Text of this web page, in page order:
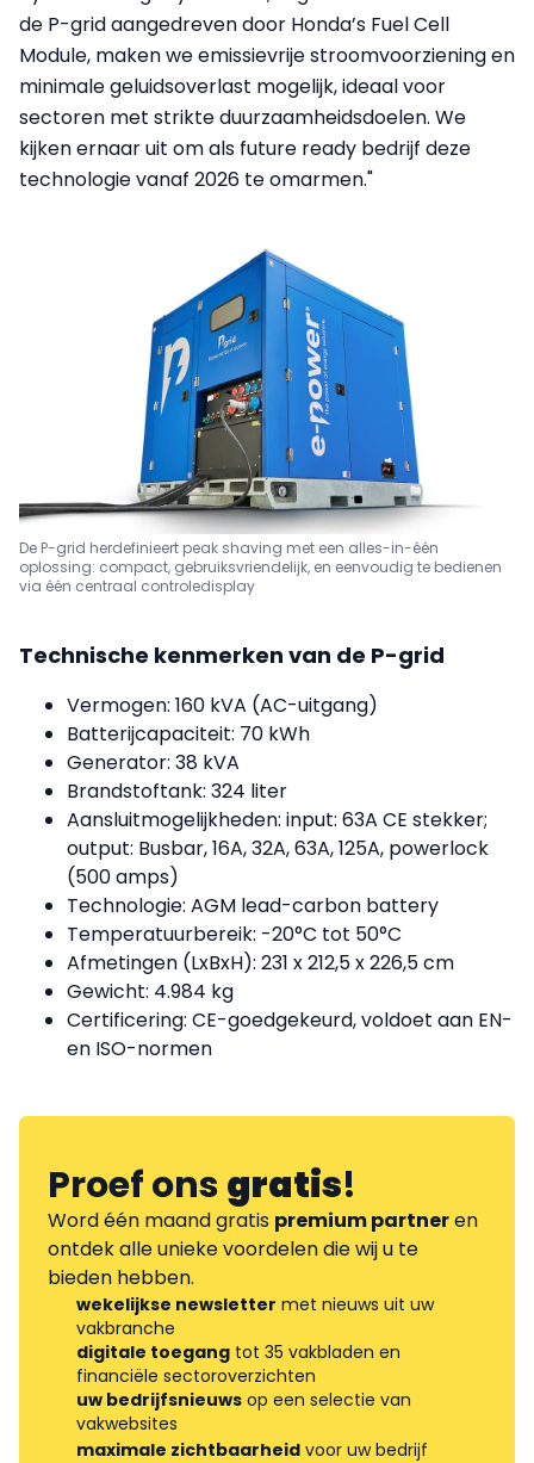
de P-grid aangedreven door Honda’s Fuel Cell
Module, maken we emissievrije stroomvoorziening en
minimale geluidsoverlast mogelijk, ideaal voor
sectoren met strikte duurzaamheidsdoelen. We
kijken ernaar uit om als future ready bedrijf deze
technologie vanaf 2026 te omarmen."
De P-grid herdefinieert peak shaving met een alles-in-één
oplossing: compact, gebruiksvriendelijk, en eenvoudig te bedienen
via één centraal controledisplay
Technische kenmerken van de P-grid
Vermogen: 160 kVA (AC-uitgang)
Batterijcapaciteit: 70 kWh
Generator: 38 kVA
Brandstoftank: 324 liter
Aansluitmogelijkheden: input: 63A CE stekker;
output: Busbar, 16A, 32A, 63A, 125A, powerlock
(500 amps)
Technologie: AGM lead-carbon battery
Temperatuurbereik: -20°C tot 50°C
Afmetingen (LxBxH): 231 x 212,5 x 226,5 cm
Gewicht: 4.984 kg
Certificering: CE-goedgekeurd, voldoet aan EN-
en ISO-normen
Proef onsgratis!
Word één maand gratis premium partneren
ontdek alle unieke voordelen die wij u te
bieden hebben.
wekelijkse newsletter met nieuws uit uw
vakbranche
digitale toegang tot 35 vakbladen en
financiële sectoroverzichten
uw bedrijfsnieuws op een selectie van
vakwebsites
maximale zichtbaarheid voor uw bedrijf